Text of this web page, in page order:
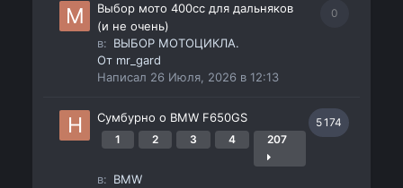
0
Выбор мото 400сс для дальняков
(и не очень)
в: ВЫБОР МОТОЦИКЛА.
От mr_gard
Написал 26 Июля, 2026 в 12:13
5 174
Сумбурно о BMW F650GS
1 2 3 4 207
в: BMW